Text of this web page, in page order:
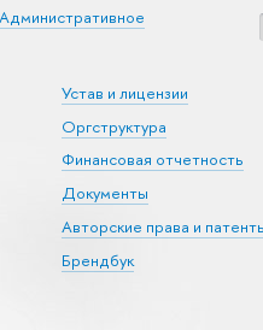
Устав и лицензии
Оргструктура
Финансовая отчетность
Документы
Авторские права и
Брендбук